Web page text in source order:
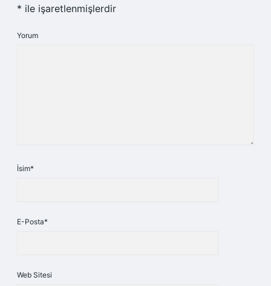
* ile işaretlenmişlerdir
Yorum
İsim*
E-Posta*
Web Sitesi